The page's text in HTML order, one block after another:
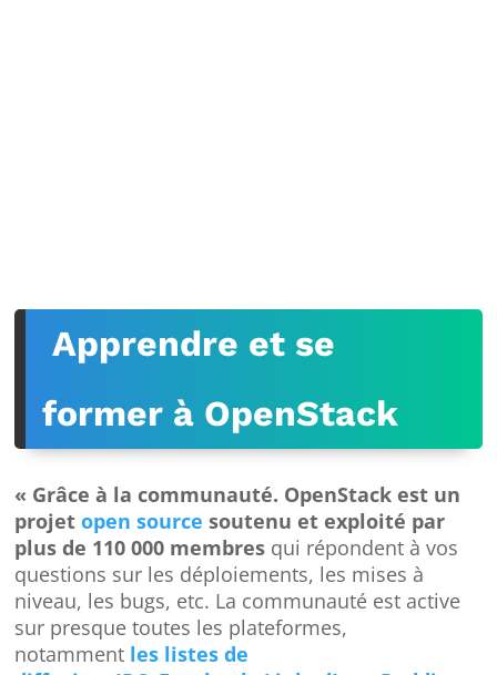
Apprendre et se
former à OpenStack
« Grâce à la communauté. OpenStack est un
projetopen source soutenu et exploité par
plus de 110 000 membres qui répondent à vos
questions sur les déploiements, les mises à
niveau, les bugs, etc. La communauté est active
sur presque toutes les plateformes,
notamment les listes de